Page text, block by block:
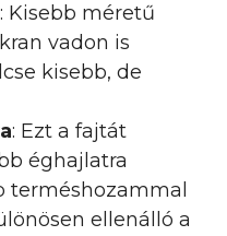
: Kisebb méretű
vadon is
kisebb, de
: Ezt a fajtát
éghajlatra
terméshozammal
ellenálló a